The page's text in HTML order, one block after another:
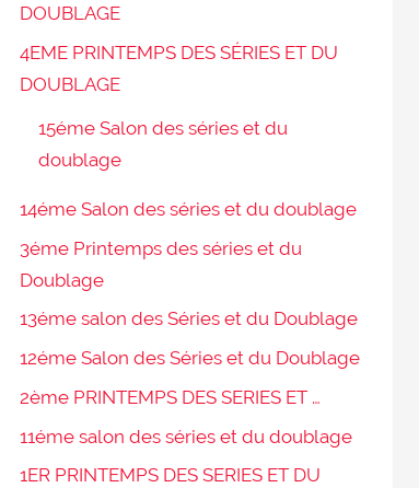
DOUBLAGE
4EME PRINTEMPS DES SÉRIES ET DU
DOUBLAGE
15éme Salon des séries et du
doublage
14éme Salon des séries et du doublage
3éme Printemps des séries et du
Doublage
13éme salon des Séries et du Doublage
12éme Salon des Séries et du Doublage
2ème PRINTEMPS DES SERIES ET …
11éme salon des séries et du doublage
1ER PRINTEMPS DES SERIES ET DU